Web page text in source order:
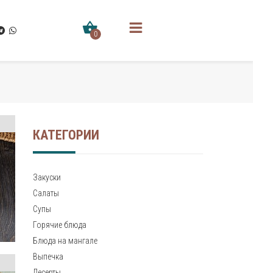
0
КАТЕГОРИИ
Закуски
Салаты
Супы
Горячие блюда
Блюда на мангале
Выпечка